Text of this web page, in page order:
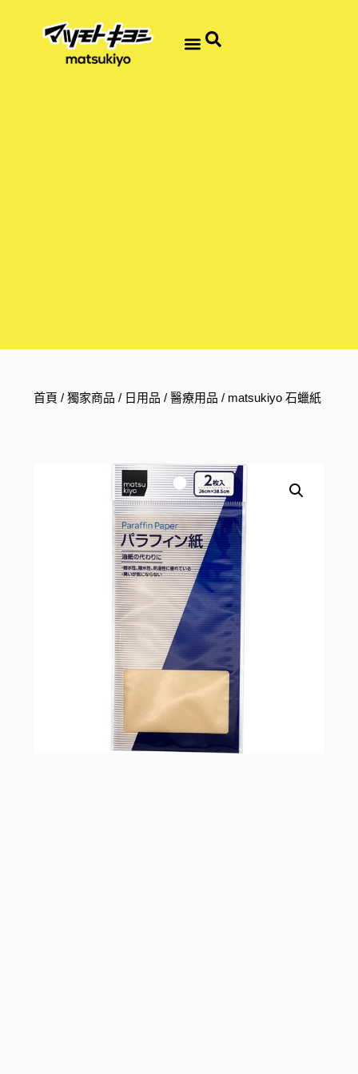
首頁 /獨家商品 / 日用品 /醫療用品 / matsukiyo 石蠟紙